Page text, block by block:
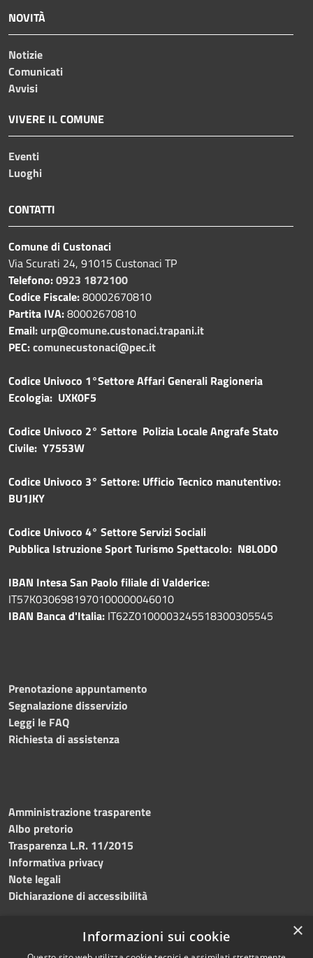
NOVITÀ
Notizie
Comunicati
Avvisi
VIVERE IL COMUNE
Eventi
Luoghi
CONTATTI
Comune di Custonaci
Via Scurati 24, 91015 Custonaci TP
Telefono:0923 1872100
Codice Fiscale:80002670810
Partita IVA:80002670810
Email: urp@comune.custonaci.trapani.it
PEC:comunecustonaci@pec.it
Codice Univoco 1°Settore Affari Generali Ragioneria
Ecologia: UXK0F5
Codice Univoco 2° Settore Polizia Locale Angrafe Stato
Civile: Y7553W
Codice Univoco 3° Settore: Ufficio Tecnico manutentivo:
BU1JKY
Codice Univoco 4° Settore Servizi Sociali
Pubblica Istruzione Sport Turismo Spettacolo: N8L0DO
IBAN Intesa San Paolo filiale di Valderice:
IT57K0306981970100000046010
IBAN Banca d'Italia: IT62Z0100003245518300305545
Prenotazione appuntamento
Segnalazione disservizio
Leggi le FAQ
Richiesta di assistenza
Amministrazione trasparente
Albo pretorio
Trasparenza L.R. 11/2015
Informativa privacy
Note legali
Dichiarazione di accessibilità
×
Informazioni sui cookie